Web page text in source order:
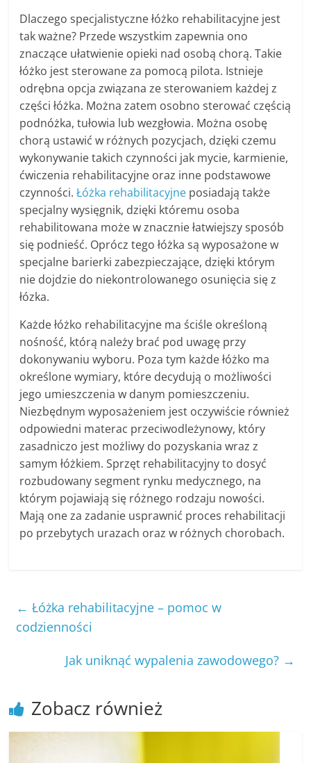
Dlaczego specjalistyczne łóżko rehabilitacyjne jest
tak ważne? Przede wszystkim zapewnia ono
znaczące ułatwienie opieki nad osobą chorą. Takie
łóżko jest sterowane za pomocą pilota. Istnieje
odrębna opcja związana ze sterowaniem każdej z
części łóżka. Można zatem osobno sterować częścią
podnóżka, tułowia lub wezgłowia. Można osobę
chorą ustawić w różnych pozycjach, dzięki czemu
wykonywanie takich czynności jak mycie, karmienie,
ćwiczenia rehabilitacyjne oraz inne podstawowe
czynności.Łóżka rehabilitacyjne posiadają także
specjalny wysięgnik, dzięki któremu osoba
rehabilitowana może w znacznie łatwiejszy sposób
się podnieść. Oprócz tego łóżka są wyposażone w
specjalne barierki zabezpieczające, dzięki którym
nie dojdzie do niekontrolowanego osunięcia się z
łózka.
Każde łóżko rehabilitacyjne ma ściśle określoną
nośność, którą należy brać pod uwagę przy
dokonywaniu wyboru. Poza tym każde łóżko ma
określone wymiary, które decydują o możliwości
jego umieszczenia w danym pomieszczeniu.
Niezbędnym wyposażeniem jest oczywiście również
odpowiedni materac przeciwodleżynowy, który
zasadniczo jest możliwy do pozyskania wraz z
samym łóżkiem. Sprzęt rehabilitacyjny to dosyć
rozbudowany segment rynku medycznego, na
którym pojawiają się różnego rodzaju nowości.
Mają one za zadanie usprawnić proces rehabilitacji
po przebytych urazach oraz w różnych chorobach.
← Łóżka rehabilitacyjne – pomoc w
codzienności
Jak uniknąć wypalenia zawodowego? →
Zobacz również